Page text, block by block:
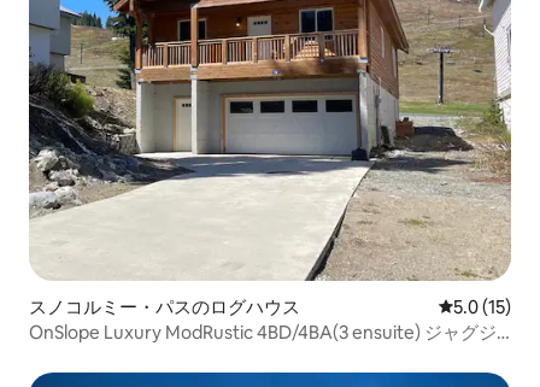
スノコルミー・パスのログハウス レビュー15
5.0 (15)
OnSlope Luxury ModRustic 4BD/4BA(3 ensuite) ジャグジ